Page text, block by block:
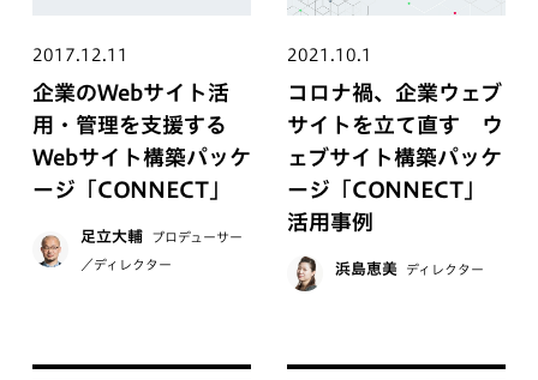
2017.12.11
企業のWebサイト活
用・管理を支援する
Webサイト構築パッケ
ージ「CONNECT」
足立大輔 プロデューサー
／ディレクター
2021.10.1
コロナ禍、企業ウェブ
サイトを立て直す ウ
ェブサイト構築パッケ
ージ「CONNECT」
活用事例
浜島恵美 ディレクター